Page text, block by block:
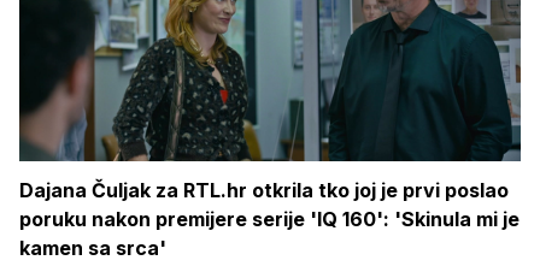
Dajana Čuljak za RTL.hr otkrila tko joj je prvi poslao
poruku nakon premijere serije 'IQ 160': 'Skinula mi je
kamen sa srca'